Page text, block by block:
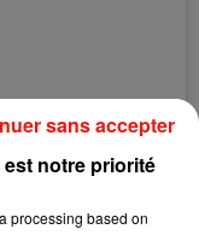
notre priorité
processing based on
sans accepter